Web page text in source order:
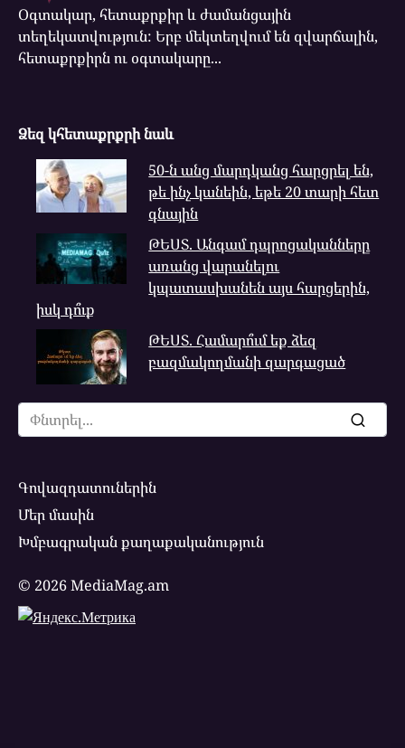
Օգտակար, հետաքրքիր և ժամանցային
տեղեկատվություն: Երբ մեկտեղվում են զվարճալին,
հետաքրքիրն ու օգտակարը...
Ձեզ կհետաքրքրի նաև
50-ն անց մարդկանց հարցրել են,
թե ինչ կանեին, եթե 20 տարի հետ
գնային
ԹԵՍՏ. Անգամ դպրոցականները
առանց վարանելու
կպատասխանեն այս հարցերին,
իսկ դո՞ւք
ԹԵՍՏ. Համարո՞ւմ եք ձեզ
բազմակողմանի զարգացած
Search
for:
Գովազդատուներին
Մեր մասին
Խմբագրական քաղաքականություն
© 2026 MediaMag.am